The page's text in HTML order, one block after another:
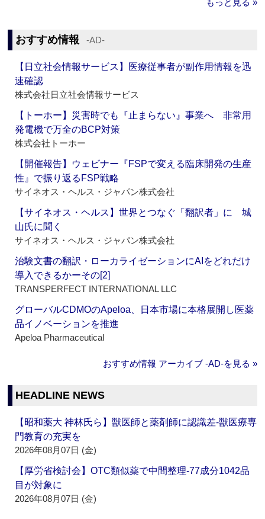
もっと見る »
おすすめ情報 ‐AD‐
【日立社会情報サービス】医療従事者が副作用情報を迅
速確認
株式会社日立社会情報サービス
【トーホー】災害時でも『止まらない』事業へ 非常用
発電機で万全のBCP対策
株式会社トーホー
【開催報告】ウェビナー『FSPで変える臨床開発の生産
性』で振り返るFSP戦略
サイネオス・ヘルス・ジャパン株式会社
【サイネオス・ヘルス】世界とつなぐ「翻訳者」に 城
山氏に聞く
サイネオス・ヘルス・ジャパン株式会社
治験文書の翻訳・ローカライゼーションにAIをどれだけ
導入できるかーその[2]
TRANSPERFECT INTERNATIONAL LLC
グローバルCDMOのApeloa、日本市場に本格展開し医薬
品イノベーションを推進
Apeloa Pharmaceutical
おすすめ情報 アーカイブ ‐AD‐を見る »
HEADLINE NEWS
【昭和薬大 神林氏ら】獣医師と薬剤師に認識差‐獣医療専
門教育の充実を
2026年08月07日 (金)
【厚労省検討会】OTC類似薬で中間整理‐77成分1042品
目が対象に
2026年08月07日 (金)